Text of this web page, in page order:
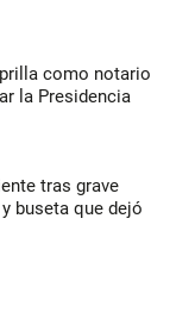
como notario
la Presidencia
tras grave
buseta que dejó